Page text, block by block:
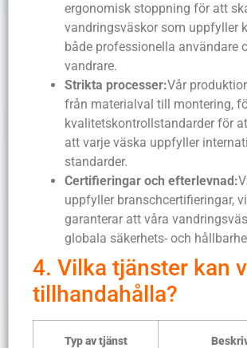
ergonomisk stoppning för att
vandringsväskor som uppfyller
både professionella användare
vandrare.
Strikta processer:Vår
från materialval till montering,
kvalitetskontrollstandarder för
att varje väska uppfyller
standarder.
Certifieringar och efterlevnad:
uppfyller branschcertifieringar,
garanterar att våra
globala säkerhets- och
4. Vilka tjänster kan
tillhandahålla?
Typ av tjänst